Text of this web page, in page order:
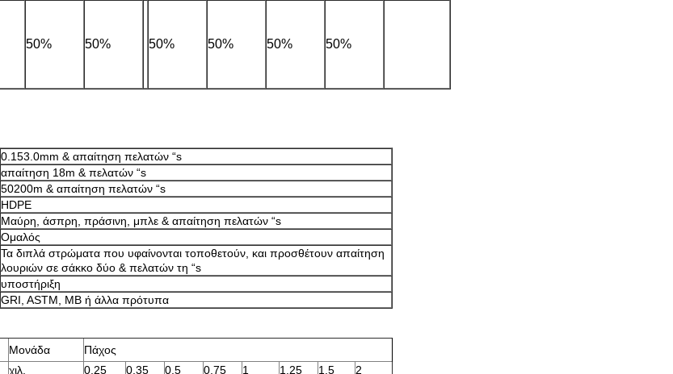
50% 50% 50% 50% 50% 50%
0.153.0mm & απαίτηση πελατών “s
απαίτηση 18m & πελατών “s
50200m & απαίτηση πελατών “s
HDPE
Μαύρη, άσπρη, πράσινη, μπλε & απαίτηση πελατών “s
Ομαλός
Τα διπλά στρώματα που υφαίνονται τοποθετούν, και προσθέτουν απαίτηση
λουριών σε σάκκο δύο & πελατών τη “s
υποστήριξη
GRI, ASTM, ΜΒ ή άλλα πρότυπα
Μονάδα
Πάχος
χιλ. 0,25 0,35 0,5 0,75 1 1.25 1.5 2